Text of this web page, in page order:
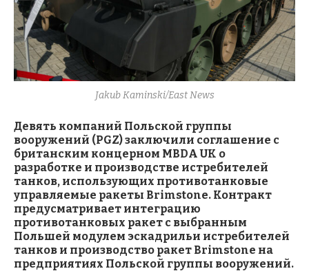
Jakub Kaminski/East News
Девять компаний Польской группы
вооружений (PGZ) заключили соглашение с
британским концерном MBDA UK о
разработке и производстве истребителей
танков, использующих противотанковые
управляемые ракеты Brimstone. Контракт
предусматривает интеграцию
противотанковых ракет с выбранным
Польшей модулем эскадрильи истребителей
танков и производство ракет Brimstone на
предприятиях Польской группы вооружений.